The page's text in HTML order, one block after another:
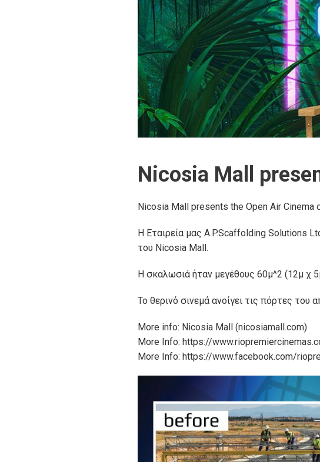
Nicosia Mall
Nicosia Mall presents the Open Air Cinema
Η Εταιρεία μας A.P.Scaffolding Solutions
του Nicosia Mall.
Η σκαλωσιά ήταν μεγέθους 60μ^2 (12μ χ
Το θερινό σινεμά ανοίγει τις πόρτες του
More info: Νicosia Mall (nicosiamall.com)
More Info: https://
More Info: https://www.facebook.com/